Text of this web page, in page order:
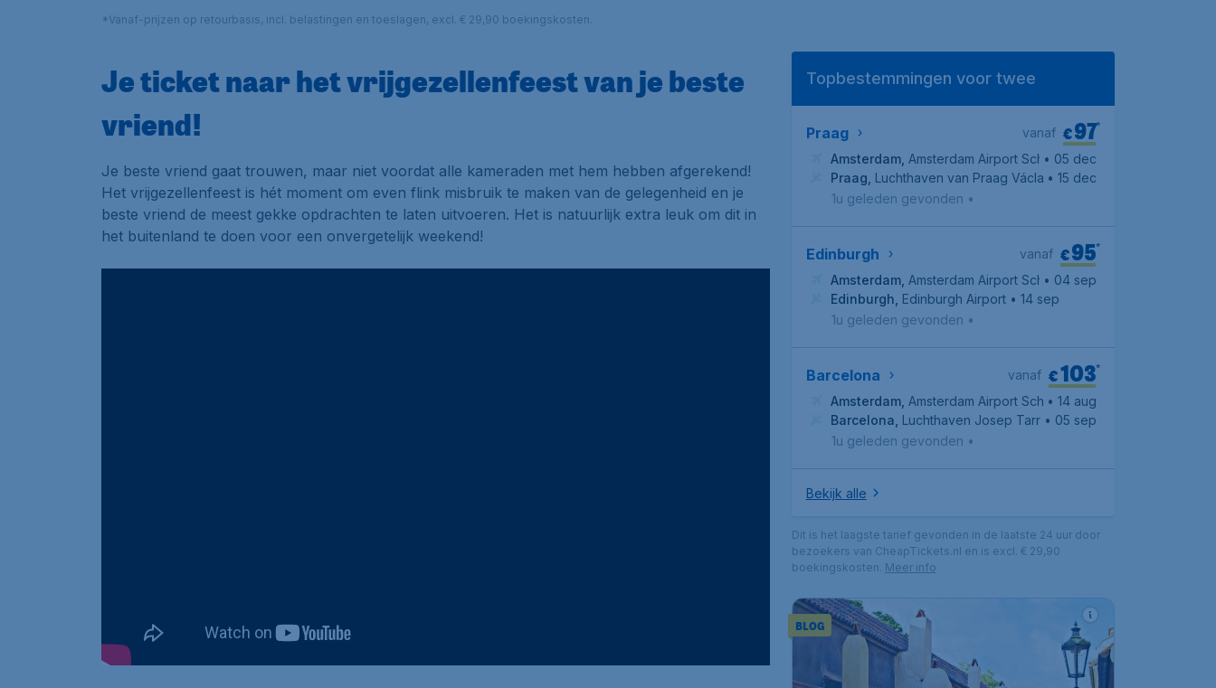
*Vanaf-prijzen op retourbasis, incl. belastingen en toeslagen, excl. € 29,90 boekingskosten.
Je ticket naar het vrijgezellenfeest van je beste
vriend!
Je beste vriend gaat trouwen, maar niet voordat alle kameraden met hem hebben afgerekend!
Het vrijgezellenfeest is hét moment om even flink misbruik te maken van de gelegenheid en je
beste vriend de meest gekke opdrachten te laten uitvoeren. Het is natuurlijk extra leuk om dit in
het buitenland te doen voor een onvergetelijk weekend!
Topbestemmingen voor twee
Praag €97*
vanaf
Amsterdam, Amsterdam Airport Schiphol• 05 dec
Praag Luchthaven van Praag Václav Havel
• 15 dec
1u geleden gevonden •
Edinburgh €95*
vanaf
Amsterdam, Amsterdam Airport Schiphol• 04 sep
Edinburgh Edinburgh Airport • 14 sep
1u geleden gevonden •
Barcelona €103*
vanaf
Amsterdam, Amsterdam Airport Schiphol• 14 aug
Barcelona Luchthaven Josep Tarradellas Barcelona-El Prat
• 05 sep
1u geleden gevonden •
Bekijk alle
Dit is het laagste tarief gevonden in de laatste 24 uur door
bezoekers van CheapTickets.nl en is excl. € 29,90
boekingskosten. Meer info
BLOG